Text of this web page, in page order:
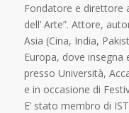
Fondatore e direttore
dell’ Arte”. Attore,
Asia (Cina, India,
Europa, dove
presso Università,
e in occasione di
E’ stato membro di